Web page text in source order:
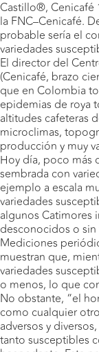
Castillo®, Cenicafé
la FNC–Cenicafé.
probable sería el
variedades
El director del
(Cenicafé, brazo
que en Colombia
epidemias de roya
altitudes cafeteras
microclimas,
producción y muy
Hoy día, poco más
sembrada con
ejemplo a escala
variedades
algunos Catimores
desconocidos o
Mediciones
muestran que,
variedades
o menos, lo que
No obstante, “el
como cualquier
adversos y
tanto susceptibles